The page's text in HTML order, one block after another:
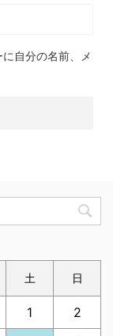
自分の名前、メ
土 日
1 2